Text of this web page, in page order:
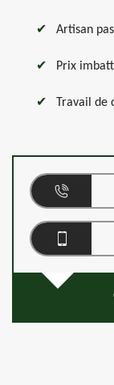
Artisan
Prix
Travail de